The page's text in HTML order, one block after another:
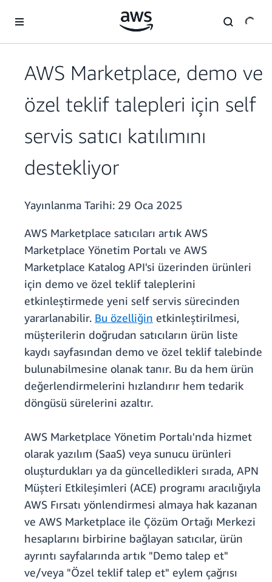
AWS Marketplace, demo ve
özel teklif talepleri için self
servis satıcı katılımını
destekliyor
Yayınlanma Tarihi: 29 Oca 2025
AWS Marketplace satıcıları artık AWS
Marketplace Yönetim Portalı ve AWS
Marketplace Katalog API'si üzerinden ürünleri
için demo ve özel teklif taleplerini
etkinleştirmede yeni self servis sürecinden
yararlanabilir. Bu özelliğin etkinleştirilmesi,
müşterilerin doğrudan satıcıların ürün liste
kaydı sayfasından demo ve özel teklif talebinde
bulunabilmesine olanak tanır. Bu da hem ürün
değerlendirmelerini hızlandırır hem tedarik
döngüsü sürelerini azaltır.
AWS Marketplace Yönetim Portalı'nda hizmet
olarak yazılım (SaaS) veya sunucu ürünleri
oluşturdukları ya da güncelledikleri sırada, APN
Müşteri Etkileşimleri (ACE) programı aracılığıyla
AWS Fırsatı yönlendirmesi almaya hak kazanan
ve AWS Marketplace ile Çözüm Ortağı Merkezi
hesaplarını birbirine bağlayan satıcılar, ürün
ayrıntı sayfalarında artık "Demo talep et"
ve/veya "Özel teklif talep et" eylem çağrısı